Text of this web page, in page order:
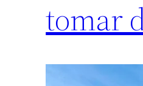
tomar